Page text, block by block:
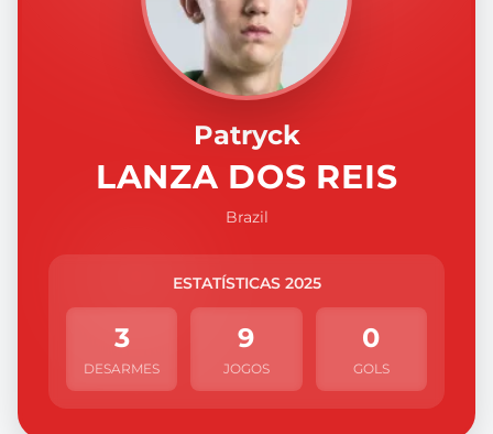
Patryck
LANZA DOS REIS
Brazil
ESTATÍSTICAS 2025
3
DESARMES
9
JOGOS
0
GOLS